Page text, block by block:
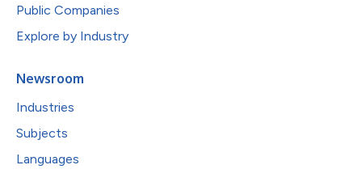
Public Companies
Explore by Industry
Newsroom
Industries
Subjects
Languages